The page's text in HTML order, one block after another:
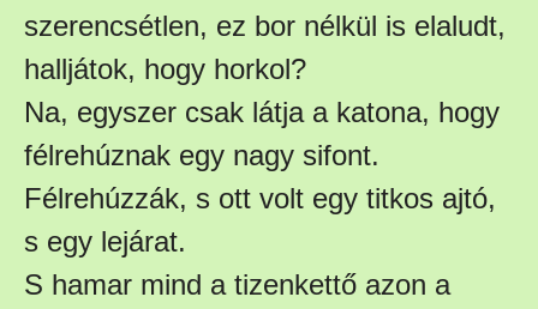
szerencsétlen, ez bor nélkül is elaludt,
halljátok, hogy horkol?
Na, egyszer csak látja a katona, hogy
félrehúznak egy nagy sifont.
Félrehúzzák, s ott volt egy titkos ajtó,
s egy lejárat.
S hamar mind a tizenkettő azon a